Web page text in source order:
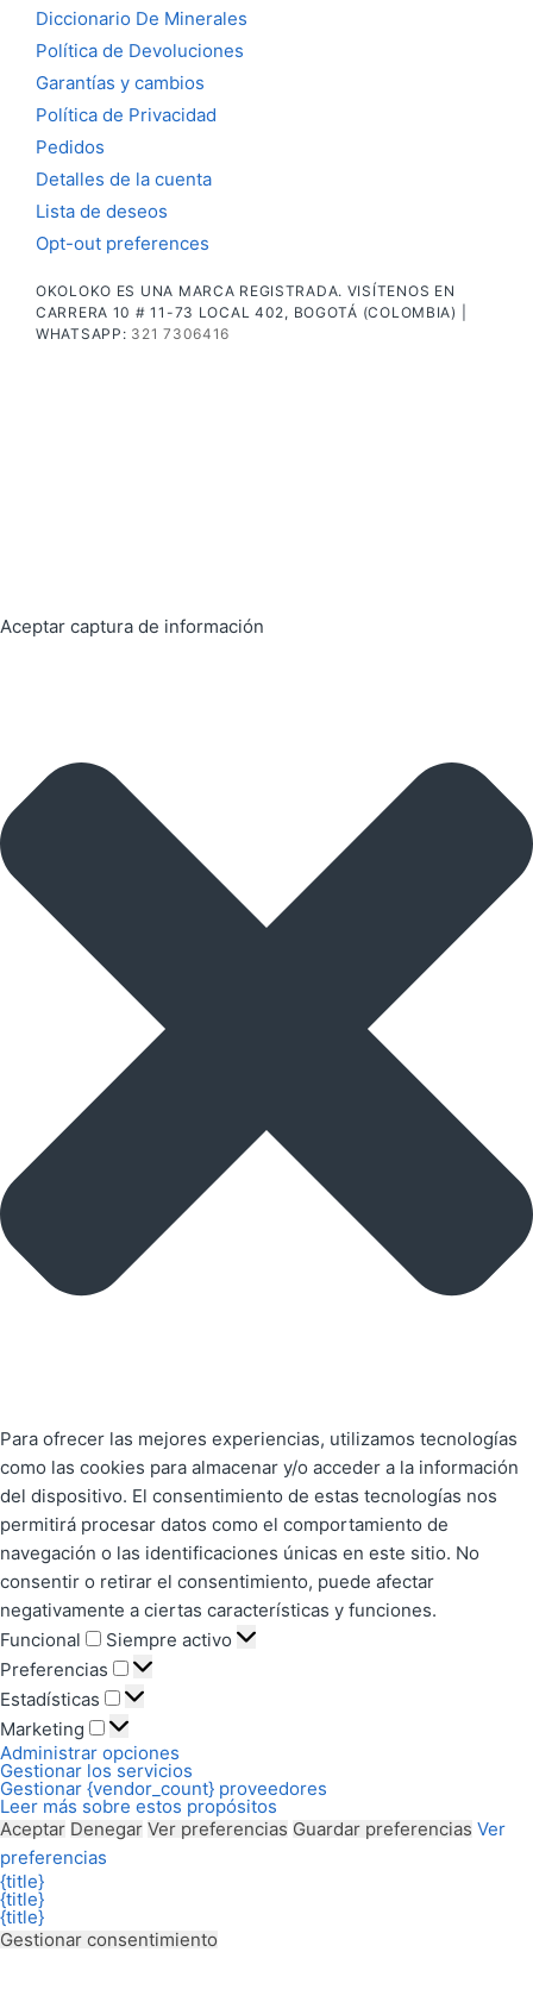
Diccionario De Minerales
Política de Devoluciones
Garantías y cambios
Política de Privacidad
Pedidos
Detalles de la cuenta
Lista de deseos
Opt-out preferences
OKOLOKO ES UNA MARCA REGISTRADA. VISÍTENOS EN
CARRERA 10 # 11-73 LOCAL 402, BOGOTÁ (COLOMBIA) |
WHATSAPP: 321 7306416
Aceptar captura de información
Para ofrecer las mejores experiencias, utilizamos tecnologías
como las cookies para almacenar y/o acceder a la información
del dispositivo. El consentimiento de estas tecnologías nos
permitirá procesar datos como el comportamiento de
navegación o las identificaciones únicas en este sitio. No
consentir o retirar el consentimiento, puede afectar
negativamente a ciertas características y funciones.
Funcional
Siempre activo
Preferencias
Estadísticas
Marketing
Administrar opciones
Gestionar los servicios
Gestionar {vendor_count} proveedores
Leer más sobre estos propósitos
Aceptar Denegar Ver preferencias Guardar preferencias Ver
preferencias
{title}
{title}
{title}
Gestionar consentimiento